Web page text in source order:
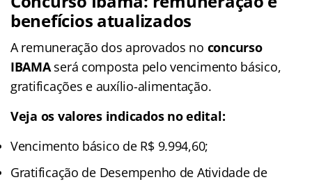
benefícios atualizados
A remuneração dos aprovados no concurso
IBAMAserá composta pelo vencimento básico,
gratificações e auxílio-alimentação.
Veja os valores indicados no edital:
Vencimento básico de R$ 9.994,60;
Gratificação de Desempenho de Atividade de